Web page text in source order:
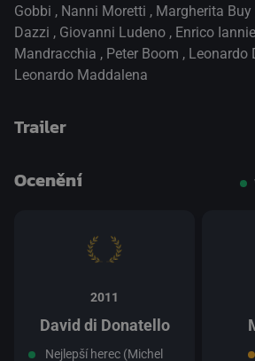
Gobbi , Nanni Moretti , Margherita Buy
Dazzi , Giovanni Ludeno , Enrico
Mandracchia , Peter Boom , Leonardo
Leonardo Maddalena
Trailer
přepnout na HTML5 přehrávač
Ocenění
2011
David di Donatello